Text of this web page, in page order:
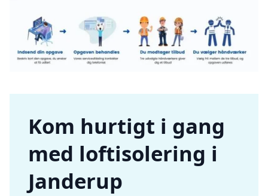
Kom hurtigt i gang
med loftisolering i
Janderup